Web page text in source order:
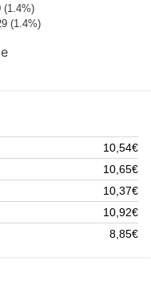
(1.4%)
(1.4%)
Vennootschap 3. (1.2%)
(1.2%)
(1.1%)
10,54€
10,65€
10,37€
10,92€
8,85€